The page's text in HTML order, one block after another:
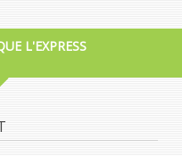
L'EXPRESS